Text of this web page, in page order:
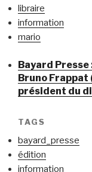
libraire
information
mario
Bayard Presse
Bruno Frappat
président du
TAGS
bayard_presse
édition
information